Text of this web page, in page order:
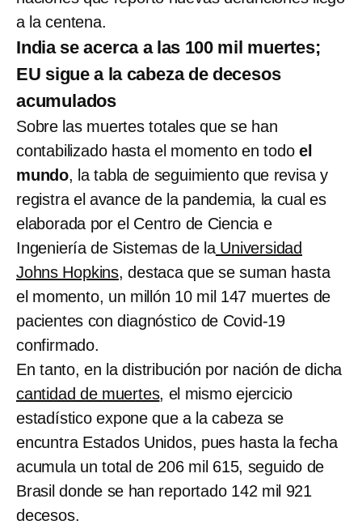
a la centena.
India se acerca a las 100 mil muertes;
EU sigue a la cabeza de decesos
acumulados
Sobre las muertes totales que se han
contabilizado hasta el momento en todo el
mundo, la tabla de seguimiento que revisa y
registra el avance de la pandemia, la cual es
elaborada por el Centro de Ciencia e
Ingeniería de Sistemas de laUniversidad
Johns Hopkins, destaca que se suman hasta
el momento, un millón 10 mil 147 muertes de
pacientes con diagnóstico de Covid-19
confirmado.
En tanto, en la distribución por nación de dicha
cantidad de muertes, el mismo ejercicio
estadístico expone que a la cabeza se
encuntra Estados Unidos, pues hasta la fecha
acumula un total de 206 mil 615, seguido de
Brasil donde se han reportado 142 mil 921
decesos.